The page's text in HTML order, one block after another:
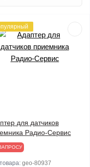
для датчиков
Радио-Сервис
geo-80937